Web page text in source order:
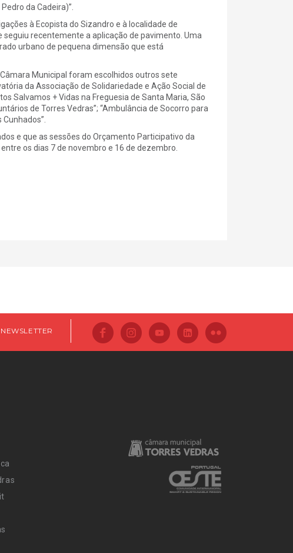
da Cadeira)”.
à Ecopista do Sizandro e à localidade de
seguiu recentemente a aplicação de pavimento. Uma
urbano de pequena dimensão que está
Municipal foram escolhidos outros sete
da Associação de Solidariedade e Ação Social de
Salvamos + Vidas na Freguesia de Santa Maria, São
de Torres Vedras”; “Ambulância de Socorro para
e que as sessões do Orçamento Participativo da
os dias 7 de novembro e 16 de dezembro.
NEWSLETTER